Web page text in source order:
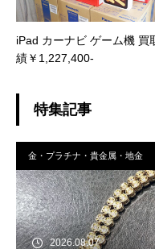
iPad カーナビ ゲーム機 買
績￥1,227,400-
特集記事
金・プラチナ・貴金属・地金
2026.08.07